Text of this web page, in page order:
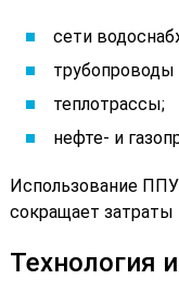
сети
теплотрассы;
нефте- и
Использование
сокращает затраты
Технология